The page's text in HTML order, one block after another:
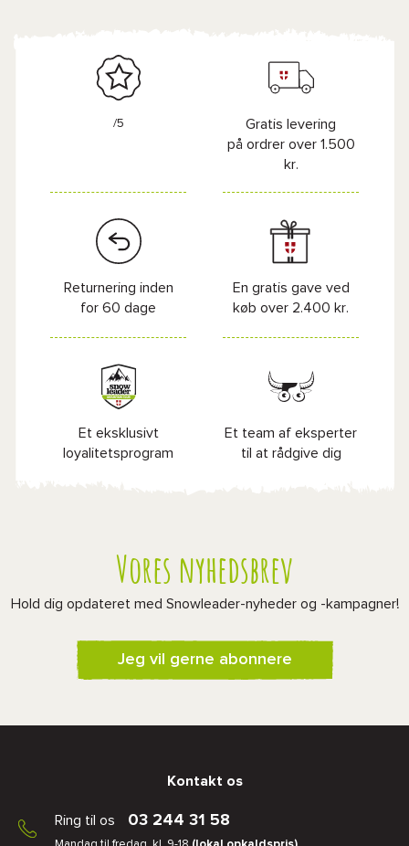
/5
Gratis levering
på ordrer over 1.500
kr.
Returnering inden
for 60 dage
En gratis gave ved
køb over 2.400 kr.
Et eksklusivt
loyalitetsprogram
Et team af eksperter
til at rådgive dig
Vores nyhedsbrev
Hold dig opdateret med Snowleader-nyheder og -kampagner!
Jeg vil gerne abonnere
Kontakt os
Ring til os 03 244 31 58